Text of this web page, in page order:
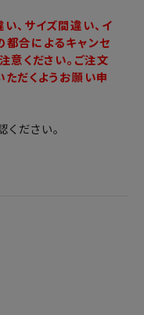
、サイズ間違い、イ
都合によるキャンセ
意ください。ご注文
だくようお願い申
ください。